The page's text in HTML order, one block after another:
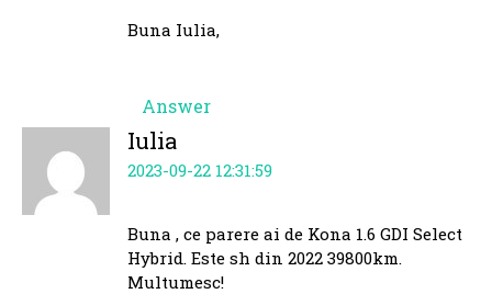
Buna Iulia,
Answer
Iulia
2023-09-22 12:31:59
Buna , ce parere ai de Kona 1.6 GDI Select
Hybrid. Este sh din 2022 39800km.
Multumesc!